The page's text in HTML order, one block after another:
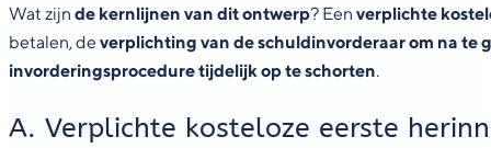
Wat zijn de kernlijnen van dit ontwerp? Een verplichte
betalen, de verplichting van de schuldinvorderaar om na te
invorderingsprocedure tijdelijk op te schorten.
A. Verplichte kosteloze eerste